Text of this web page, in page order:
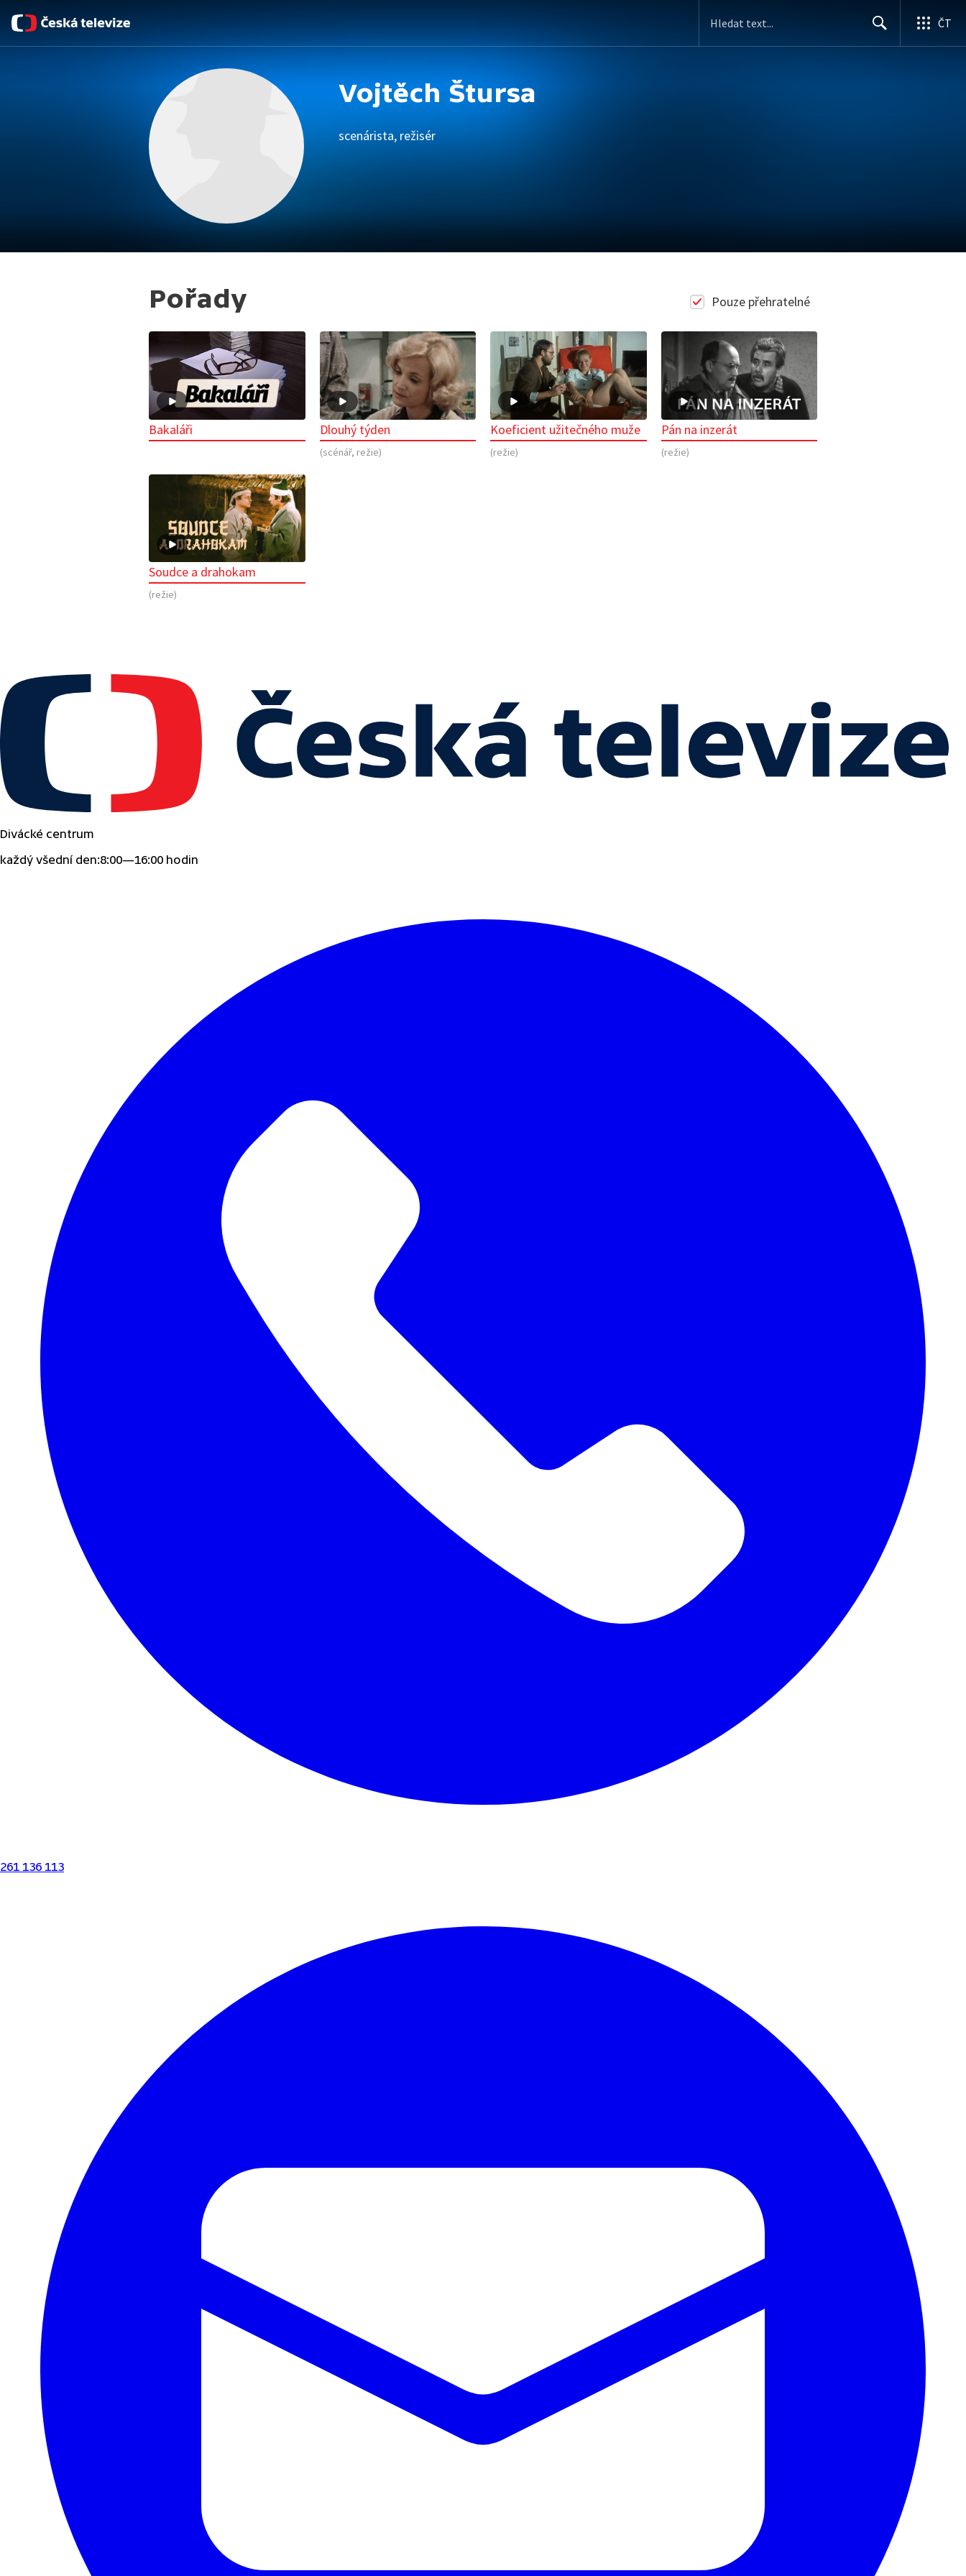
ČT
Vojtěch Štursa
scenárista, režisér
Pouze přehratelné
Pořady
Bakaláři Dlouhý týden
(scénář, režie)
Koeficient užitečného muže
(režie)
Pán na inzerát
(režie)
Soudce a drahokam
(režie)